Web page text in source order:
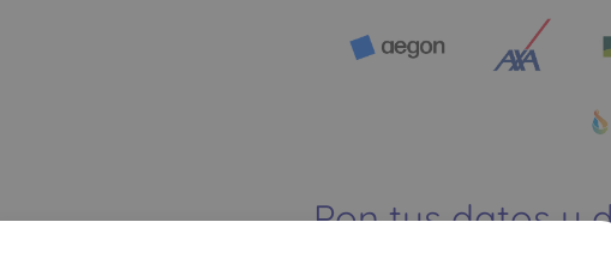
Pon tus datos y